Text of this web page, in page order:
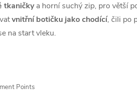
tkaničkya horní suchý zip, pro větší
vnitřní botičku jako chodící, čili po
na start vleku.
Points